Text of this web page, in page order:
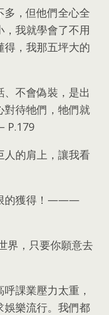
多 ，但他們全心全
， 我就學會了不用
得 ， 我那五坪大的
、 不會偽裝 ， 是出
對待牠們 ， 牠們就
P.179
人的肩上 ， 讓我看
獲得！ ———
界 ， 只要你願意去
呼課業壓力太重 ，
娛樂流行。 我們都